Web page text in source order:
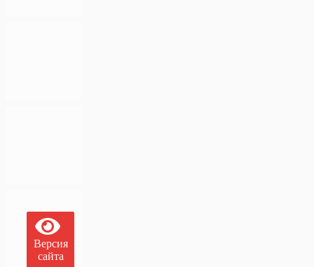
Версия
сайта